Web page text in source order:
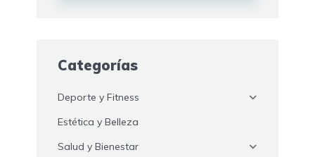
Categorías
Deporte y Fitness
Estética y Belleza
Salud y Bienestar